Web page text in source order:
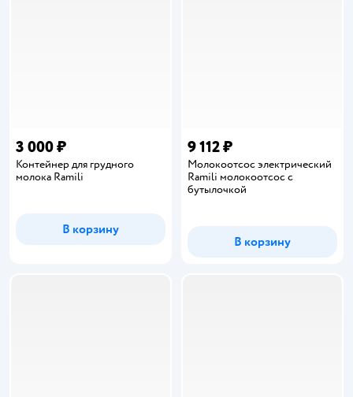
3 000 ₽
Контейнер для грудного
молока Ramili
В корзину
9 112 ₽
Молокоотсос электрический
Ramili молокоотсос с
бутылочкой
В корзину